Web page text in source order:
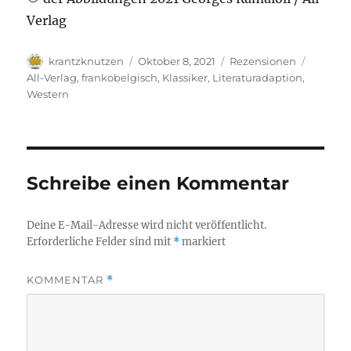
Verlag
Autor
krantzknutzen
Veröffentlicht
am
Oktober 8, 2021 Kategorien
Rezensionen
All-Verlag,frankobelgisch, Klassiker, Literaturadaption,
Western
Schreibe einen Kommentar
Deine E-Mail-Adresse wird nicht veröffentlicht.
Erforderliche Felder sind mit *markiert
KOMMENTAR *